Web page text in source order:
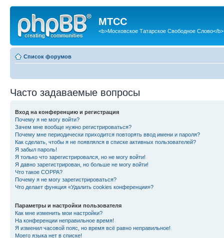
МТСС
<b>Московское Татарское Свободное Слово</b>
Список форумов
Часто задаваемые вопросы
Вход на конференцию и регистрация
Почему я не могу войти?
Зачем мне вообще нужно регистрироваться?
Почему мне периодически приходится повторять ввод имени и пароля?
Как сделать, чтобы я не появлялся в списке активных пользователей?
Я забыл пароль!
Я только что зарегистрировался, но не могу войти!
Я давно зарегистрирован, но больше не могу войти!
Что такое COPPA?
Почему я не могу зарегистрироваться?
Что делает функция «Удалить cookies конференции»?
Параметры и настройки пользователя
Как мне изменить мои настройки?
На конференции неправильное время!
Я изменил часовой пояс, но время всё равно неправильное!
Моего языка нет в списке!